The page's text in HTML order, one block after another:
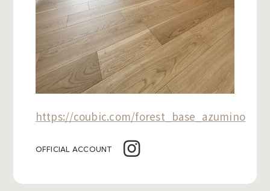
https://coubic.com/forest_base_azumino
OFFICIAL ACCOUNT